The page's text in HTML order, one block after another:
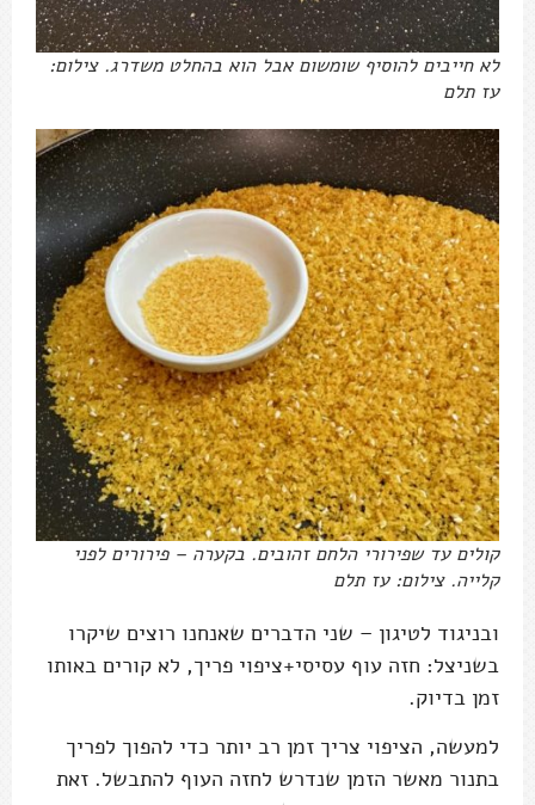
לא חייבים להוסיף שומשום אבל הוא בהחלט משדרג. צילום:
עז תלם
קולים עד שפירורי הלחם זהובים. בקערה – פירורים לפני
קלייה. צילום: עז תלם
ובניגוד לטיגון – שני הדברים שאנחנו רוצים שיקרו
בשניצל: חזה עוף עסיסי+ציפוי פריך, לא קורים באותו
זמן בדיוק.
למעשה, הציפוי צריך זמן רב יותר כדי להפוך לפריך
בתנור מאשר הזמן שנדרש לחזה העוף להתבשל. זאת